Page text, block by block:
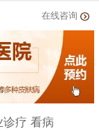
在线咨询
诊疗 看病